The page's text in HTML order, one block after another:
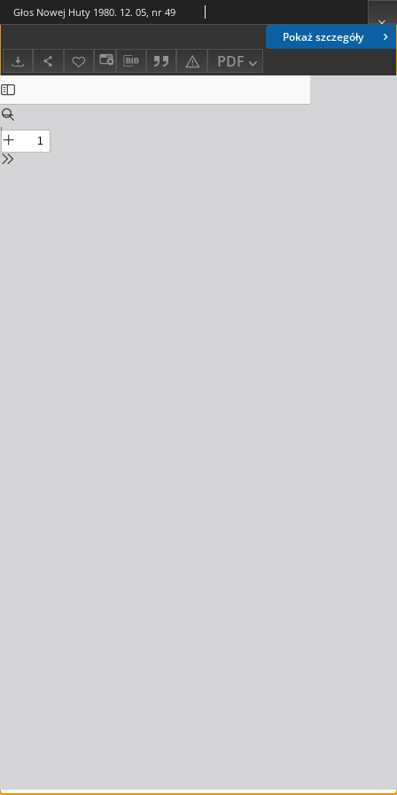
Pokaż szczegóły
PDF
Głos Nowej Huty 1980. 12. 05, nr 49